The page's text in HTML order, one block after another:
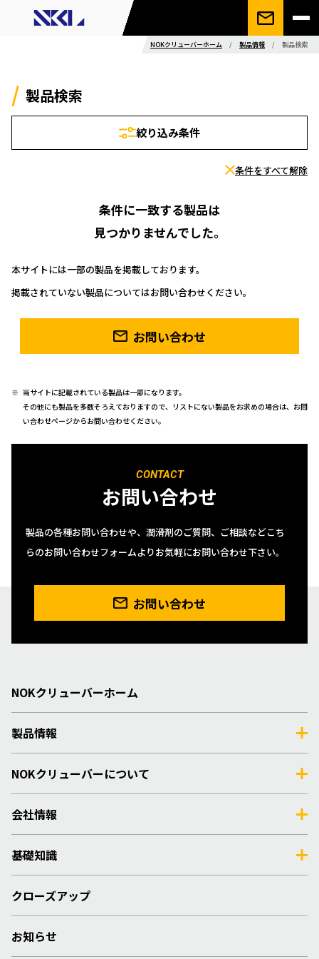
NOKクリューバーホーム / 製品情報 / 製品検索
製品検索
絞り込み条件
条件をすべて解除
条件に一致する製品は
見つかりませんでした。
本サイトには一部の製品を掲載しております。
掲載されていない製品についてはお問い合わせください。
お問い合わせ
当サイトに記載されている製品は一部になります。
その他にも製品を多数そろえておりますので、リストにない製品をお求めの場合は、お問
い合わせページからお問い合わせください。
CONTACT
お問い合わせ
製品の各種お問い合わせや、潤滑剤のご質問、ご相談などこち
らのお問い合わせフォームよりお気軽にお問い合わせ下さい。
お問い合わせ
NOKクリューバーホーム
製品情報
NOKクリューバーについて
会社情報
基礎知識
クローズアップ
お知らせ